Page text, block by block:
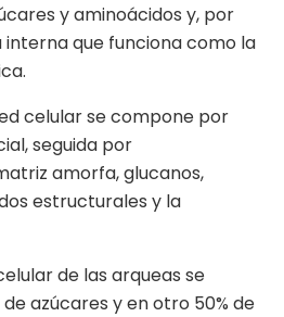
y aminoácidos y, por
que funciona como la
celular se compone por
seguida por
amorfa, glucanos,
estructurales y la
de las arqueas se
azúcares y en otro 50% de